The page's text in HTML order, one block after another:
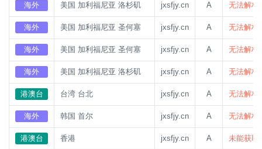
海外 美国 加利福尼亚 洛杉矶 jxsfjy.cn A 无法解析
海外 美国 加利福尼亚 圣何塞 jxsfjy.cn A 无法解析
海外 美国 加利福尼亚 圣何塞 jxsfjy.cn A 无法解析
海外 美国 加利福尼亚 洛杉矶 jxsfjy.cn A 无法解析
港澳台 台湾 台北 jxsfjy.cn A 无法解析
海外 韩国 首尔 jxsfjy.cn A 无法解析
港澳台 香港 jxsfjy.cn A 未能获取